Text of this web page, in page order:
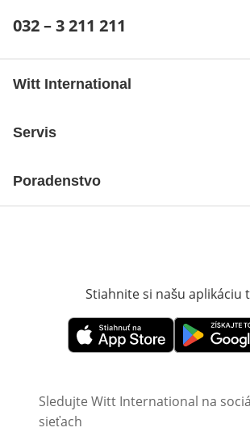
Telefónne číslo:
032 – 3 211 211
Witt International
Servis
Poradenstvo
Stiahnite si našu aplikáciu
Otvorí sa vnovom okne
Otvorí sa
Sledujte Witt International na
sieťach